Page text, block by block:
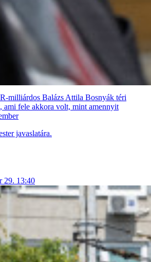
milliárdos Balázs Attila Bosnyák téri
ami fele akkora volt, mint amennyit
javaslatára.
29. 13:40